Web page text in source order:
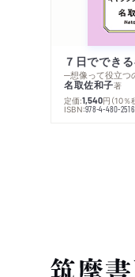
─想像って役立つ
名取佐和子著
定価:1,540円 （10％
ISBN:978-4-480-